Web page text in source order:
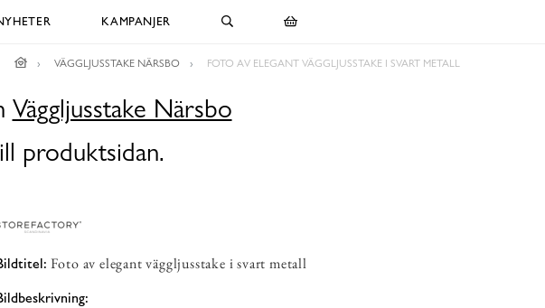
KAMPANJER
VÄGGLJUSSTAKE NÄRSBO FOTO AV ELEGANT VÄGGLJUSSTAKE I SVART METALL
Väggljusstake Närsbo
produktsidan.
Foto av elegant väggljusstake i svart metall